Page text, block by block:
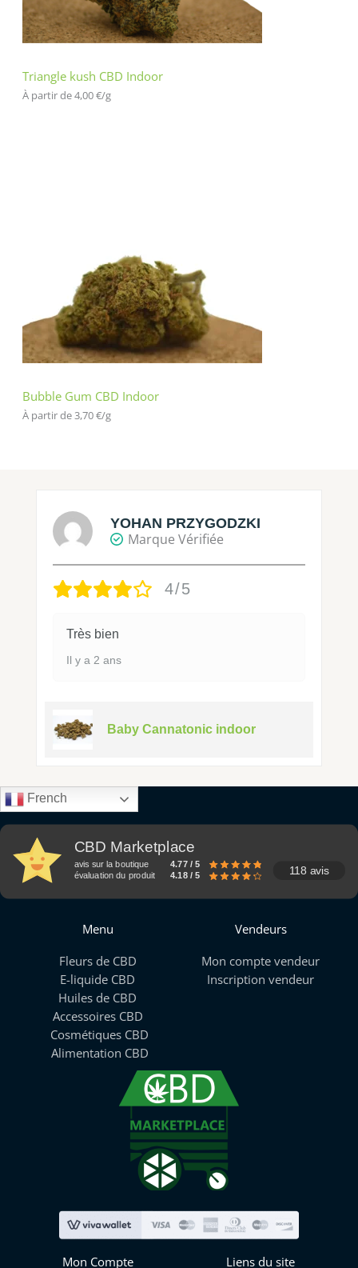
Triangle kush CBD Indoor
À partir de 4,00€/g
Bubble Gum CBD Indoor
À partir de 3,70€/g
YOHAN PRZYGODZKI
Marque Vérifiée
4/5
Très bien
Il y a 2 ans
Baby Cannatonic indoor
French
CBD Marketplace
avis sur la boutique
4.77 / 5
évaluation du produit
4.18 / 5 118 avis
Menu
Fleurs de CBD
E-liquide CBD
Huiles de CBD
Accessoires CBD
Cosmétiques CBD
Alimentation CBD
Vendeurs
Mon compte vendeur
Inscription vendeur
Mon Compte Liens du site